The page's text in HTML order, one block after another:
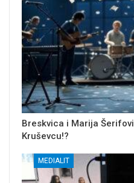
Breskvica i Marija
Kruševcu!?
MEDIALIT